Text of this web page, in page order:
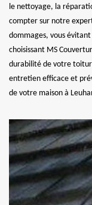
le nettoyage, la
compter sur notre
dommages, vous
choisissant MS
durabilité de votre
entretien efficace et
de votre maison à